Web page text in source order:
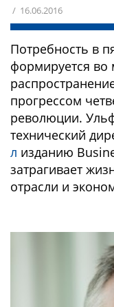
/ 16.06.2016
Потребность в
формируется во
прогрессом
революции.
технический
л изданию
затрагивает
отрасли и